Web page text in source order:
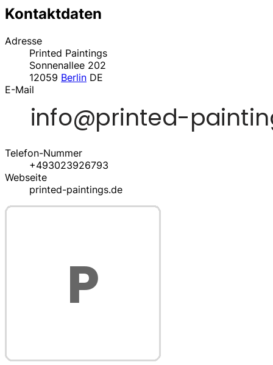
Kontaktdaten
Adresse
Printed Paintings
Sonnenallee 202
12059 Berlin DE
E-Mail
Telefon-Nummer
+493023926793
Webseite
printed-paintings.de